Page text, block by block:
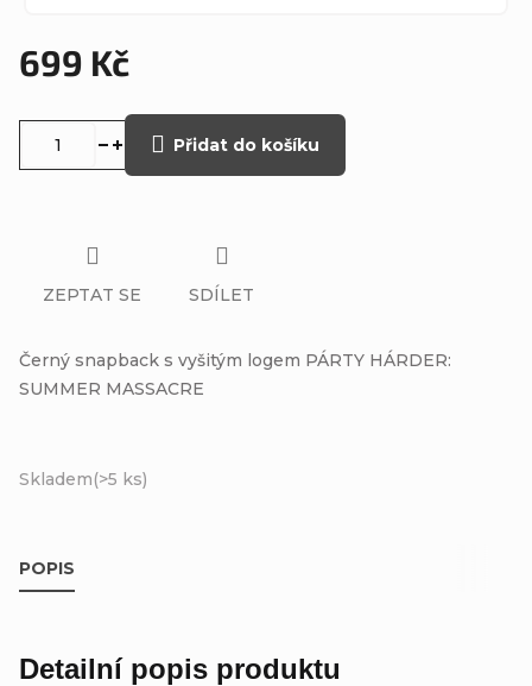
699 Kč
Skladem(>5 ks)
Přidat do košíku
Černý snapback s vyšitým logem PÁRTY HÁRDER:
SUMMER MASSACRE
ZEPTAT SE SDÍLET
POPIS
Detailní popis produktu